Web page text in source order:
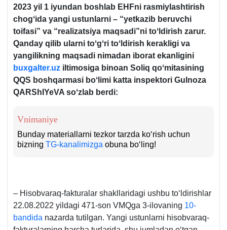
2023 yil 1 iyundan boshlab EHFni rasmiylashtirish
chogʻida yangi ustunlarni – “yetkazib beruvchi
toifasi” va “realizatsiya maqsadi”ni toʻldirish zarur.
Qanday qilib ularni toʻgʻri toʻldirish kerakligi va
yangilikning maqsadi nimadan iborat ekanligini
buxgalter.uz iltimosiga binoan Soliq qoʻmitasining
QQS boshqarmasi boʻlimi katta inspektori Gulnoza
QARShIYeVA soʻzlab berdi:
Vnimaniye
Bunday materiallarni tezkor tarzda koʻrish uchun
bizning TG-kanalimizga obuna boʻling!
– Hisobvaraq-fakturalar shakllaridagi ushbu toʻldirishlar
22.08.2022 yildagi 471-son VMQga 3-ilovaning 10-
bandida nazarda tutilgan. Yangi ustunlarni hisobvaraq-